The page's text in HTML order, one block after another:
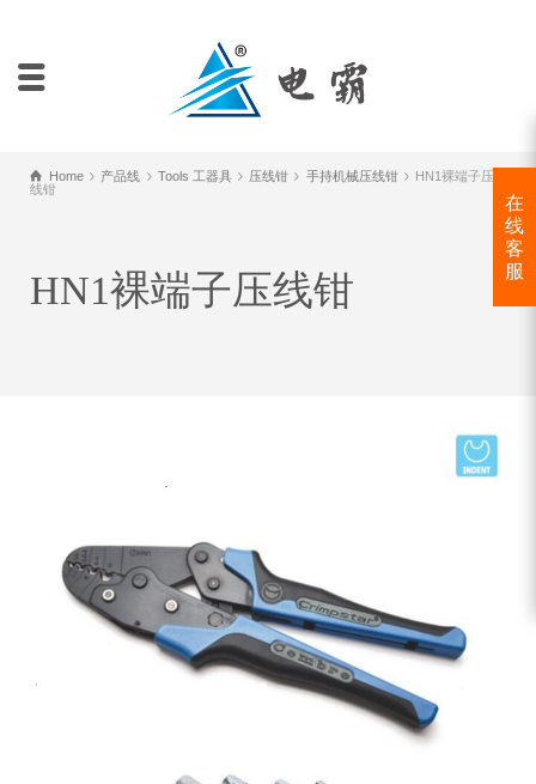
Home 产品线 Tools 工器具 压线钳 手持机械压线钳
HN1裸端子压
线钳
HN1裸端子压线钳
在
线
客
服